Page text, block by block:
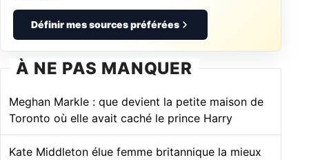
Définir mes sources préférées
À NE PAS MANQUER
Meghan Markle : que devient la petite maison de
Toronto où elle avait caché le prince Harry
Kate Middleton élue femme britannique la mieux